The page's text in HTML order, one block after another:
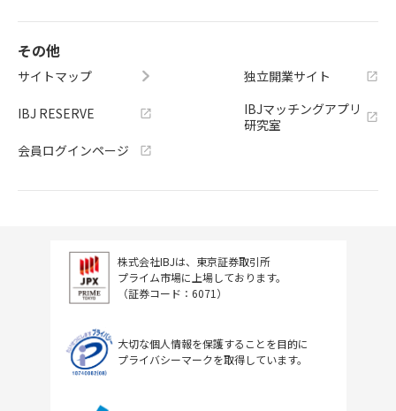
その他
サイトマップ
IBJ RESERVE
会員ログインページ
独立開業サイト
IBJマッチングアプリ
研究室
株式会社IBJは、東京証券取引所
プライム市場に上場しております。
（証券コード：6071）
大切な個人情報を保護することを目的に
プライバシーマークを取得しています。